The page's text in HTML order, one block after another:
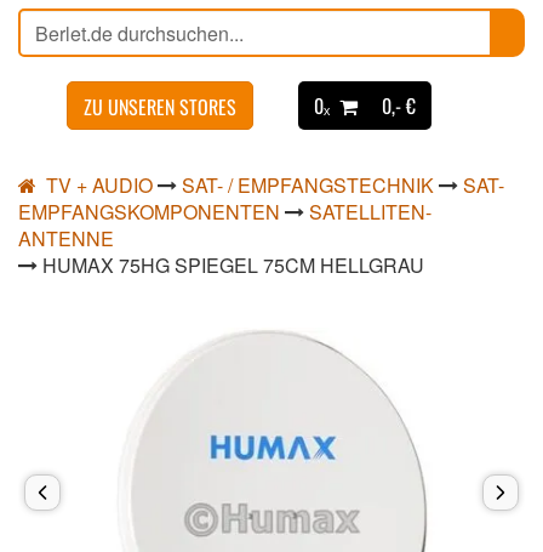
ZU UNSEREN STORES 0ₓ 0,- €
TV + AUDIO SAT- / EMPFANGSTECHNIK
SAT-
EMPFANGSKOMPONENTEN
SATELLITEN-
ANTENNE
HUMAX 75HG SPIEGEL 75CM HELLGRAU